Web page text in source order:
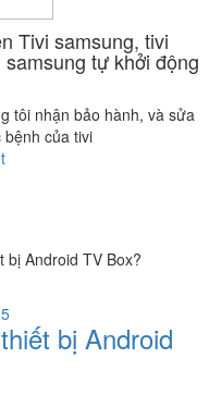
Tivi samsung, tivi
tự khởi động
tôi nhận bảo hành, và sửa
của tivi
bị Android TV Box?
bị Android